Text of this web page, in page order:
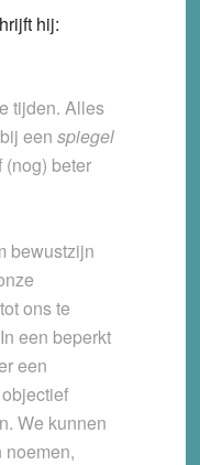
hij:
tijden. Alles
een spiegel
(nog) beter
bewustzijn
ons te
een beperkt
een
We kunnen